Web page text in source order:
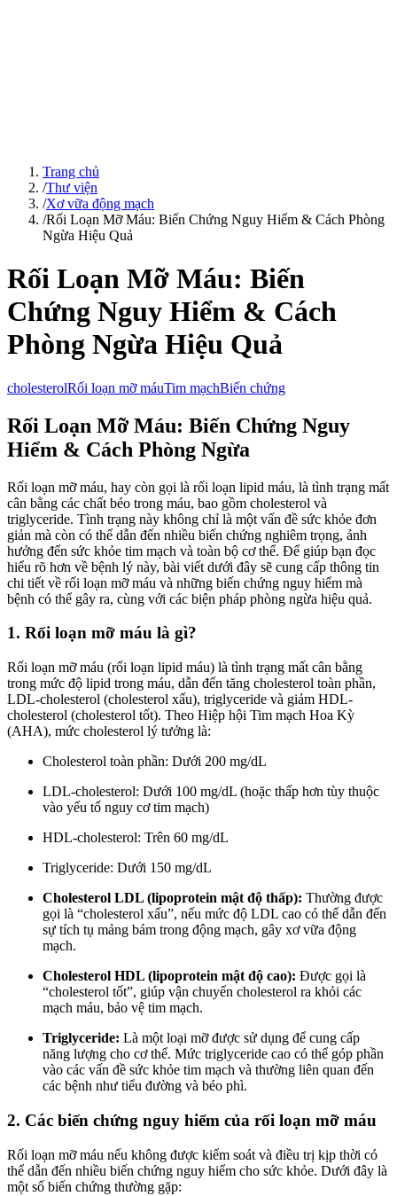
Trang chủ
/Thư viện
/Xơ vữa động mạch
/Rối Loạn Mỡ Máu: Biến Chứng Nguy Hiểm & Cách Phòng
Ngừa Hiệu Quả
Rối Loạn Mỡ Máu: Biến
Chứng Nguy Hiểm & Cách
Phòng Ngừa Hiệu Quả
cholesterolRối loạn mỡ máuTim mạchBiến chứng
Rối Loạn Mỡ Máu: Biến Chứng Nguy
Hiểm & Cách Phòng Ngừa
Rối loạn mỡ máu, hay còn gọi là rối loạn lipid máu, là tình trạng mất
cân bằng các chất béo trong máu, bao gồm cholesterol và
triglyceride. Tình trạng này không chỉ là một vấn đề sức khỏe đơn
giản mà còn có thể dẫn đến nhiều biến chứng nghiêm trọng, ảnh
hưởng đến sức khỏe tim mạch và toàn bộ cơ thể. Để giúp bạn đọc
hiểu rõ hơn về bệnh lý này, bài viết dưới đây sẽ cung cấp thông tin
chi tiết về rối loạn mỡ máu và những biến chứng nguy hiểm mà
bệnh có thể gây ra, cùng với các biện pháp phòng ngừa hiệu quả.
1. Rối loạn mỡ máu là gì?
Rối loạn mỡ máu (rối loạn lipid máu) là tình trạng mất cân bằng
trong mức độ lipid trong máu, dẫn đến tăng cholesterol toàn phần,
LDL-cholesterol (cholesterol xấu), triglyceride và giảm HDL-
cholesterol (cholesterol tốt). Theo Hiệp hội Tim mạch Hoa Kỳ
(AHA), mức cholesterol lý tưởng là:
Cholesterol toàn phần: Dưới 200 mg/dL
LDL-cholesterol: Dưới 100 mg/dL (hoặc thấp hơn tùy thuộc
vào yếu tố nguy cơ tim mạch)
HDL-cholesterol: Trên 60 mg/dL
Triglyceride: Dưới 150 mg/dL
Cholesterol LDL (lipoprotein mật độ thấp): Thường được
gọi là “cholesterol xấu”, nếu mức độ LDL cao có thể dẫn đến
sự tích tụ mảng bám trong động mạch, gây xơ vữa động
mạch.
Cholesterol HDL (lipoprotein mật độ cao): Được gọi là
“cholesterol tốt”, giúp vận chuyển cholesterol ra khỏi các
mạch máu, bảo vệ tim mạch.
Triglyceride: Là một loại mỡ được sử dụng để cung cấp
năng lượng cho cơ thể. Mức triglyceride cao có thể góp phần
vào các vấn đề sức khỏe tim mạch và thường liên quan đến
các bệnh như tiểu đường và béo phì.
2. Các biến chứng nguy hiểm của rối loạn mỡ máu
Rối loạn mỡ máu nếu không được kiểm soát và điều trị kịp thời có
thể dẫn đến nhiều biến chứng nguy hiểm cho sức khỏe. Dưới đây là
một số biến chứng thường gặp: